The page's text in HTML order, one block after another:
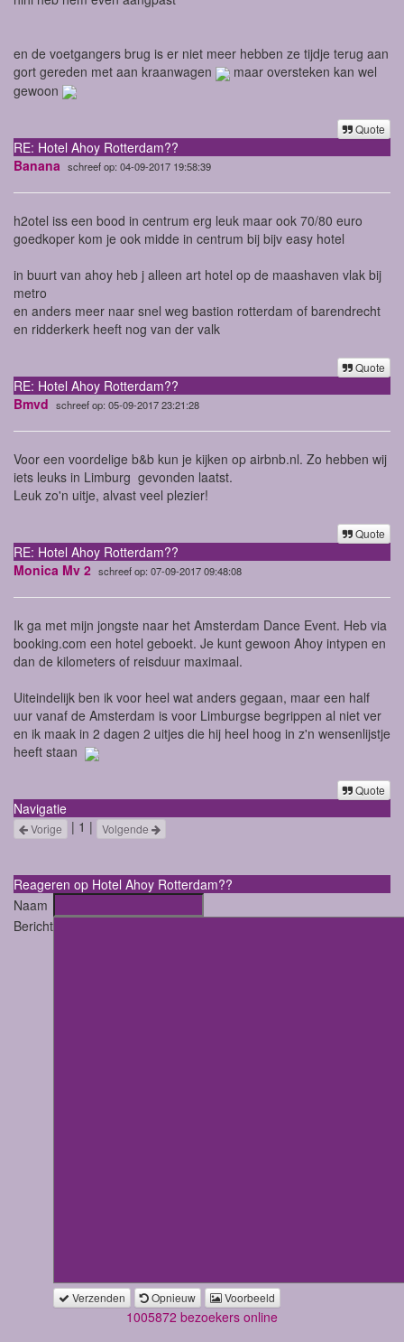
en de voetgangers brug is er niet meer hebben ze tijdje terug aan
gort gereden met aan kraanwagen
maar oversteken kan wel
gewoon
Quote
RE: Hotel Ahoy Rotterdam??
Banana schreef op: 04-09-2017 19:58:39
h2otel iss een bood in centrum erg leuk maar ook 70/80 euro
goedkoper kom je ook midde in centrum bij bijv easy hotel
in buurt van ahoy heb j alleen art hotel op de maashaven vlak bij
metro
en anders meer naar snel weg bastion rotterdam of barendrecht
en ridderkerk heeft nog van der valk
Quote
RE: Hotel Ahoy Rotterdam??
Bmvd schreef op: 05-09-2017 23:21:28
Voor een voordelige b&b kun je kijken op airbnb.nl. Zo hebben wij
iets leuks in Limburg gevonden laatst.
Leuk zo'n uitje, alvast veel plezier!
Quote
RE: Hotel Ahoy Rotterdam??
Monica Mv 2 schreef op: 07-09-2017 09:48:08
Ik ga met mijn jongste naar het Amsterdam Dance Event. Heb via
booking.com een hotel geboekt. Je kunt gewoon Ahoy intypen en
dan de kilometers of reisduur maximaal.
Uiteindelijk ben ik voor heel wat anders gegaan, maar een half
uur vanaf de Amsterdam is voor Limburgse begrippen al niet ver
en ik maak in 2 dagen 2 uitjes die hij heel hoog in z'n wensenlijstje
heeft staan
Quote
Navigatie
Vorige | 1 | Volgende
Reageren op Hotel Ahoy Rotterdam??
Naam
Bericht
Verzenden Opnieuw Voorbeeld
1005872 bezoekers online